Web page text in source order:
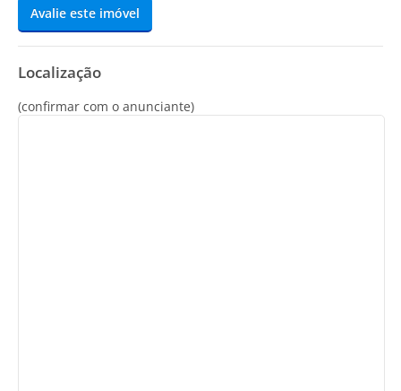
Avalie este imóvel
Localização
(confirmar com o anunciante)